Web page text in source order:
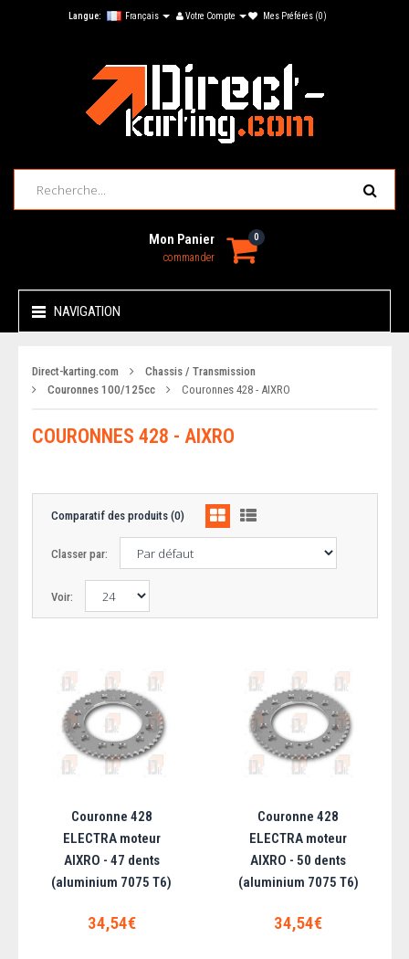
Langue: Français Votre Compte Mes Préférés (0)
Mon Panier
commander
0
NAVIGATION
Direct-karting.com
Chassis / Transmission
Couronnes 100/125cc
Couronnes 428 - AIXRO
COURONNES 428 - AIXRO
Comparatif des produits (0)
Classer par:
Voir:
Couronne 428 ELECTRA moteur AIXRO - 47
dents (aluminium 7075 T6)
Produit spécifiquement élaboré pour moteur rotatif AIXRO. Couronne
Couronne 428
ELECTRA moteur
AIXRO - 47 dents
(aluminium 7075 T6)
34,54€
Couronne 428
ELECTRA moteur
AIXRO - 50 dents
(aluminium 7075 T6)
34,54€